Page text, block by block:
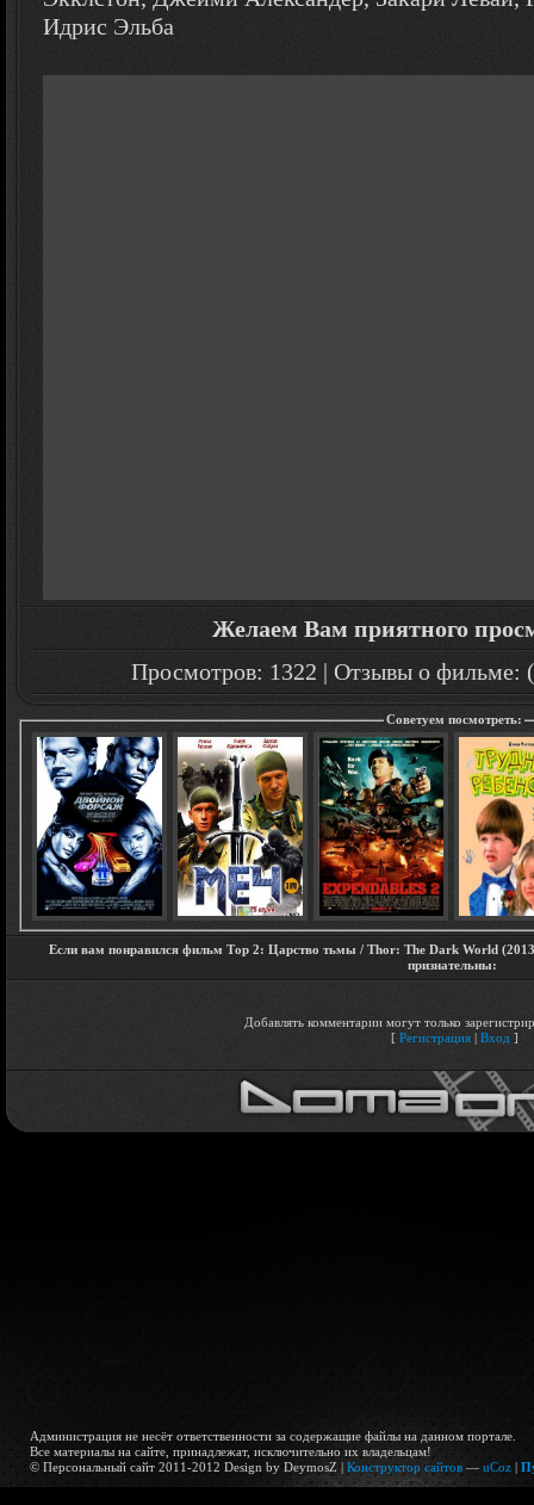
Идрис Эльба
Желаем Вам приятного
Просмотров: 1322 | Отзывы о фильме:
Советуем посмотреть:
Если вам понравился фильм Тор 2: Царство тьмы / Thor: The Dark World
признательны:
Добавлять комментарии могут только
[ Регистрация| Вход ]
Администрация не несёт ответственности за содержащие файлы на данном портале.
Все материалы на сайте, принадлежат, исключительно их владельцам!
© Персональный сайт 2011-2012 Design by DeymosZ | Конструктор сайтов — uCoz |